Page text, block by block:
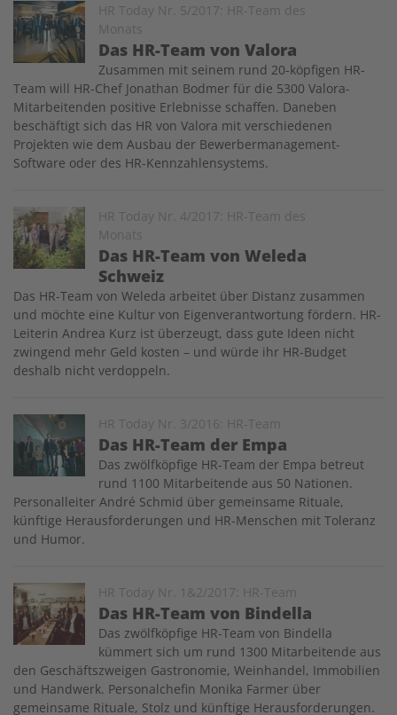
HR Today Nr. 5/2017: HR-Team des
Monats
Das HR-Team von Valora
Image
Zusammen mit seinem rund 20-köpfigen HR-
Team will HR-Chef Jonathan Bodmer für die 5300 Valora-
Mitarbeitenden positive Erlebnisse schaffen. Daneben
beschäftigt sich das HR von Valora mit verschiedenen
Projekten wie dem Ausbau der Bewerbermanagement-
Software oder des HR-Kennzahlensystems.
HR Today Nr. 4/2017: HR-Team des
Monats
Das HR-Team von Weleda
Schweiz
Image
Das HR-Team von Weleda arbeitet über Distanz zusammen
und möchte eine Kultur von Eigenver­antwortung fördern. HR-
Leiterin Andrea Kurz ist überzeugt, dass gute Ideen nicht
zwingend mehr Geld kosten – und würde ihr HR-Budget
deshalb nicht verdoppeln.
HR Today Nr. 3/2016: HR-Team
Das HR-Team der Empa
Image
Das zwölfköpfige HR-Team der Empa betreut
rund 1100 Mitarbeitende aus 50 Nationen.
Personalleiter André Schmid über gemeinsame Rituale,
künftige Herausforderungen und HR-Menschen mit Toleranz
und Humor.
HR Today Nr. 1&2/2017: HR-Team
Das HR-Team von Bindella
Image
Das zwölfköpfige HR-Team von Bindella
kümmert sich um rund 1300 Mitarbeitende aus
den Geschäftszweigen Gastronomie, Weinhandel, Immobilien
und Handwerk. Personalchefin Monika Farmer über
gemeinsame Rituale, Stolz und künftige Herausforderungen.